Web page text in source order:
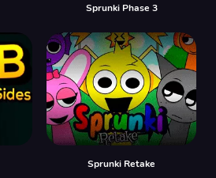
Sprunki Phase 3
Sprunki Retake